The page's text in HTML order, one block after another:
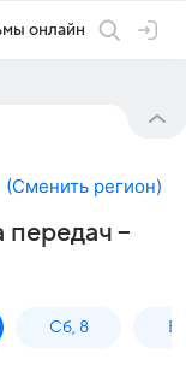
онлайн
(Сменить регион)
передач –
Сб, 8